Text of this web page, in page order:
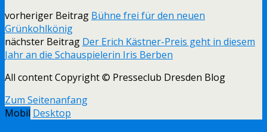
vorheriger Beitrag Bühne frei für den neuen
Grünkohlkönig
nächster Beitrag Der Erich Kästner-Preis geht in diesem
Jahr an die Schauspielerin Iris Berben
All content Copyright © Presseclub Dresden Blog
Zum Seitenanfang
Mobil Desktop